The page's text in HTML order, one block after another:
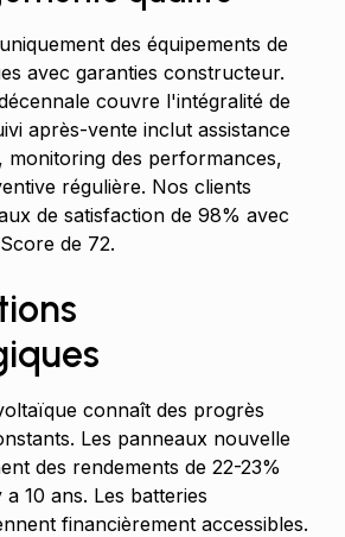
des équipements de
avec garanties constructeur.
couvre l'intégralité de
après-vente inclut assistance
monitoring des performances,
régulière. Nos clients
de satisfaction de 98% avec
de 72.
connaît des progrès
Les panneaux nouvelle
des rendements de 22-23%
10 ans. Les batteries
financièrement accessibles.